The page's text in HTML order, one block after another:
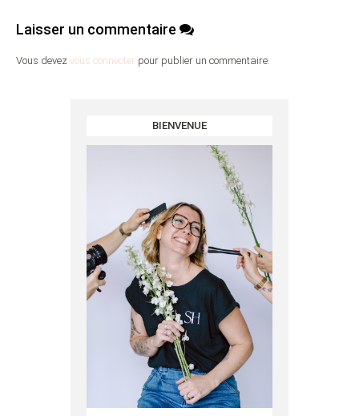
Laisser un commentaire
Vous devez vous connecter pour publier un commentaire.
BIENVENUE